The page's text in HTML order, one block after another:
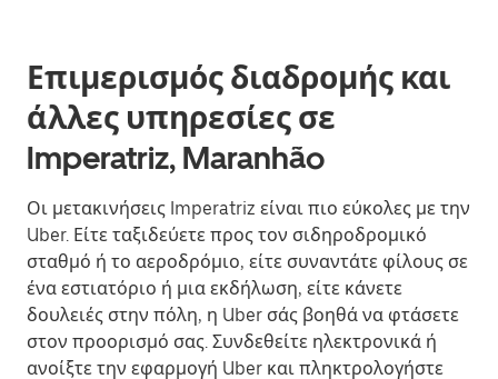
Επιμερισμός διαδρομής και
άλλες υπηρεσίες σε
Imperatriz, Maranhão
Οι μετακινήσεις Imperatriz είναι πιο εύκολες με την
Uber. Είτε ταξιδεύετε προς τον σιδηροδρομικό
σταθμό ή το αεροδρόμιο, είτε συναντάτε φίλους σε
ένα εστιατόριο ή μια εκδήλωση, είτε κάνετε
δουλειές στην πόλη, η Uber σάς βοηθά να φτάσετε
στον προορισμό σας. Συνδεθείτε ηλεκτρονικά ή
ανοίξτε την εφαρμογή Uber και πληκτρολογήστε